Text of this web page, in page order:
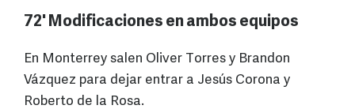
72' Modificaciones en ambos equipos
En Monterrey salen Oliver Torres y Brandon
Vázquez para dejar entrar a Jesús Corona y
Roberto de la Rosa.